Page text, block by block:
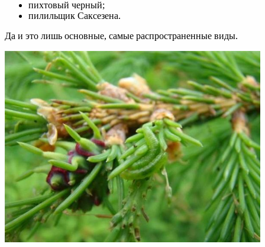
пихтовый черный;
пилильщик Саксезена.
Да и это лишь основные, самые распространенные виды.